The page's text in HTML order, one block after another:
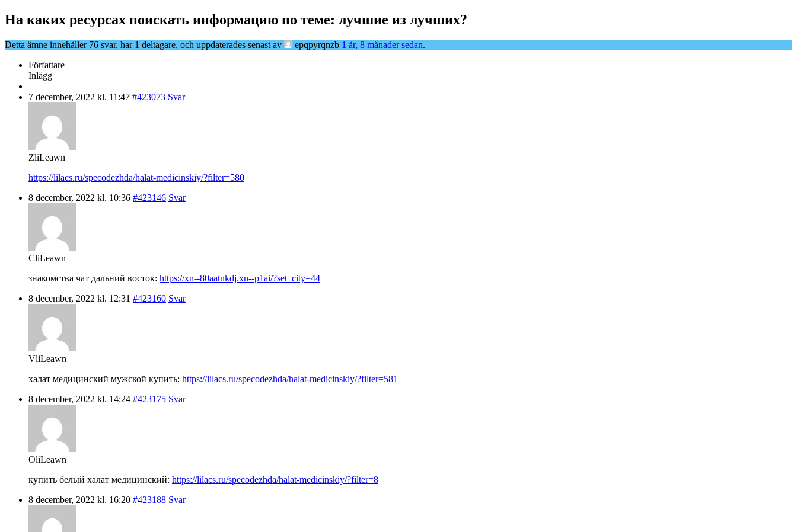
На каких ресурсах поискать информацию по теме: лучшие из лучших?
Detta ämne innehåller 76 svar, har 1 deltagare, och uppdaterades senast av epqpyrqnzb 1 år, 8 månader sedan.
Författare
Inlägg
7 december, 2022 kl. 11:47 #423073 Svar
ZliLeawn
https://lilacs.ru/specodezhda/halat-medicinskiy/?filter=580
8 december, 2022 kl. 10:36 #423146 Svar
CliLeawn
знакомства чат дальний восток: https://xn--80aatnkdj.xn--p1ai/?set_city=44
8 december, 2022 kl. 12:31 #423160 Svar
VliLeawn
халат медицинский мужской купить: https://lilacs.ru/specodezhda/halat-medicinskiy/?filter=581
8 december, 2022 kl. 14:24 #423175 Svar
OliLeawn
купить белый халат медицинский: https://lilacs.ru/specodezhda/halat-medicinskiy/?filter=8
8 december, 2022 kl. 16:20 #423188 Svar